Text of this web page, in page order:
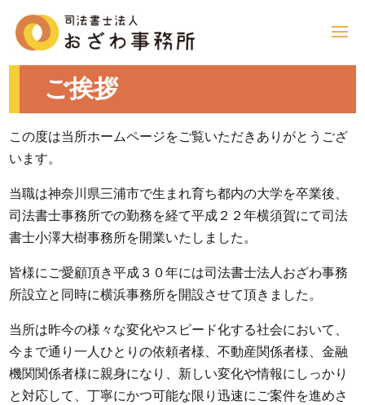
ご挨拶
この度は当所ホームページをご覧いただきありがとうござ
います。
当職は神奈川県三浦市で生まれ育ち都内の大学を卒業後、
司法書士事務所での勤務を経て平成２２年横須賀にて司法
書士小澤大樹事務所を開業いたしました。
皆様にご愛顧頂き平成３０年には司法書士法人おざわ事務
所設立と同時に横浜事務所を開設させて頂きました。
当所は昨今の様々な変化やスピード化する社会において、
今まで通り一人ひとりの依頼者様、不動産関係者様、金融
機関関係者様に親身になり、新しい変化や情報にしっかり
と対応して、丁寧にかつ可能な限り迅速にご案件を進めさ